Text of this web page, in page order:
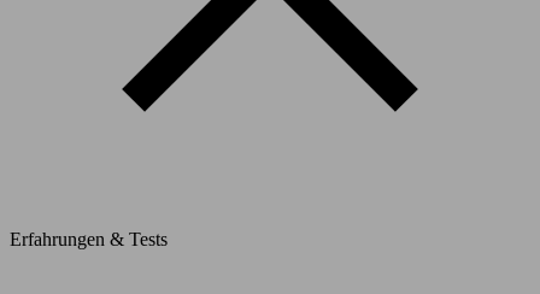
Erfahrungen & Tests